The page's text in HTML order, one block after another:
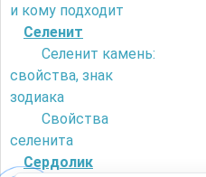
и кому подходит
Селенит
Селенит камень:
свойства, знак
зодиака
Свойства
селенита
Сердолик